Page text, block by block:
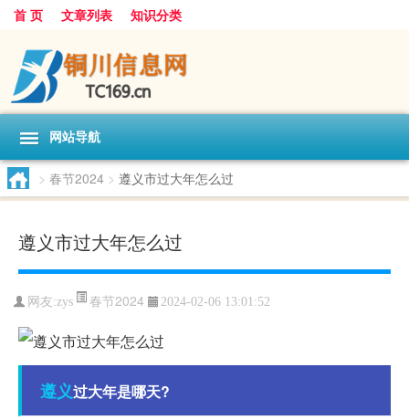
首 页 文章列表 知识分类
网站导航
> 春节2024 > 遵义市过大年怎么过
遵义市过大年怎么过
网友:zys 春节2024 2024-02-06 13:01:52
遵义过大年是哪天?